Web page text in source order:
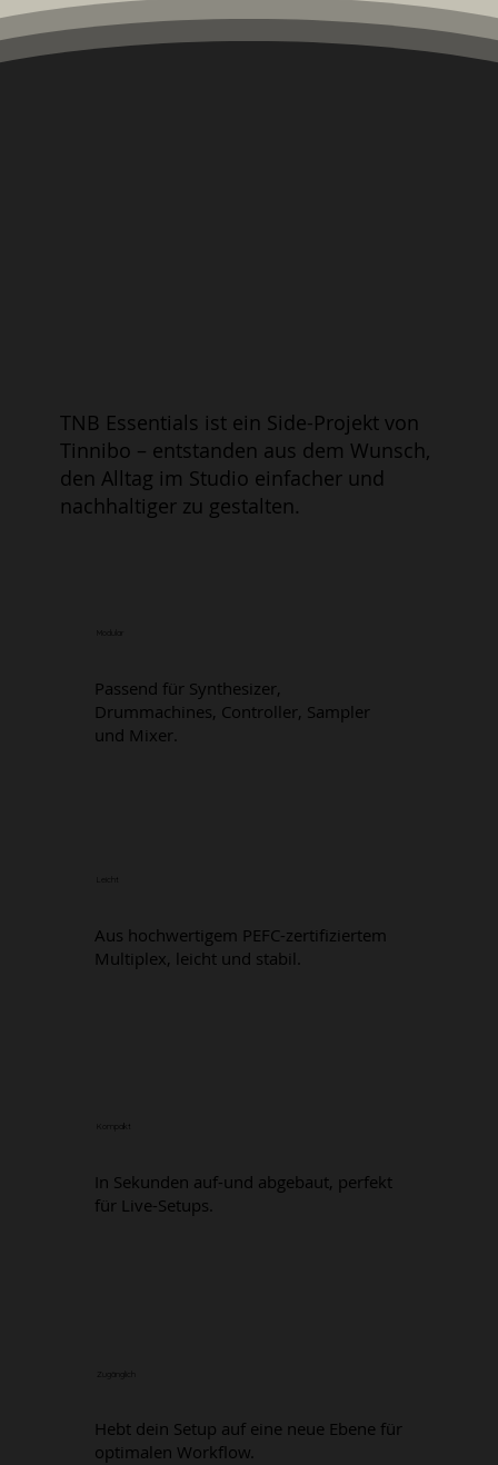
TNB Essentials ist ein Side-Projekt von
Tinnibo – entstanden aus dem Wunsch,
den Alltag im Studio einfacher und
nachhaltiger zu gestalten.
Passend für Synthesizer,
Drummachines, Controller, Sampler
und Mixer.
Leicht
Aus hochwertigem PEFC-zertifiziertem
Multiplex, leicht und stabil.
Kompakt
In Sekunden auf-und abgebaut, perfekt
für Live-Setups.
Hebt dein Setup auf eine neue Ebene für
optimalen Workflow.